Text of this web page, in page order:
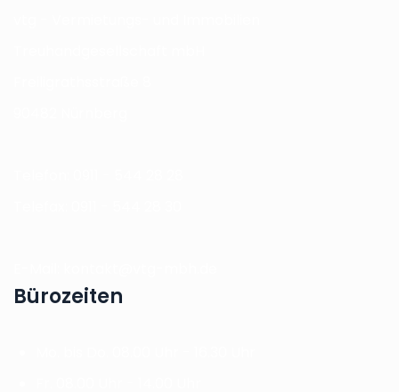
Bürozeiten